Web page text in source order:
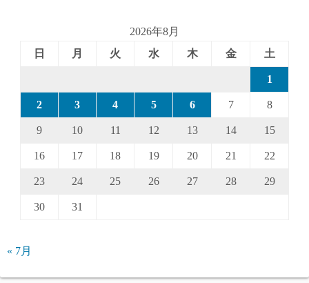
2026年8月
日
月 火 水 木 金 土
1
2 3 4 5 6 7 8
9 10 11 12 13 14 15
16 17 18 19 20 21 22
23 24 25 26 27 28 29
30 31
« 7月